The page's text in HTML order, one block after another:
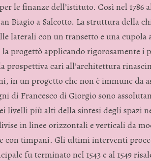
le finanze dell’istituto. Così nel 1786
Biagio a Salcotto. La struttura della
laterali con un transetto e una cupola
progettò applicando rigorosamente
prospettiva cari all’architettura
in un progetto che non è immune da
di Francesco di Giorgio sono
livelli più alti della sintesi degli spazi
in linee orizzontali e verticali da
con timpani. Gli ultimi interventi
fu terminato nel 1543 e al 1549